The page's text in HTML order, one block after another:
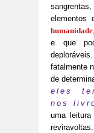
elementos
humanidade
e que
fatalmente
de
eles
nos
uma
reviravoltas.